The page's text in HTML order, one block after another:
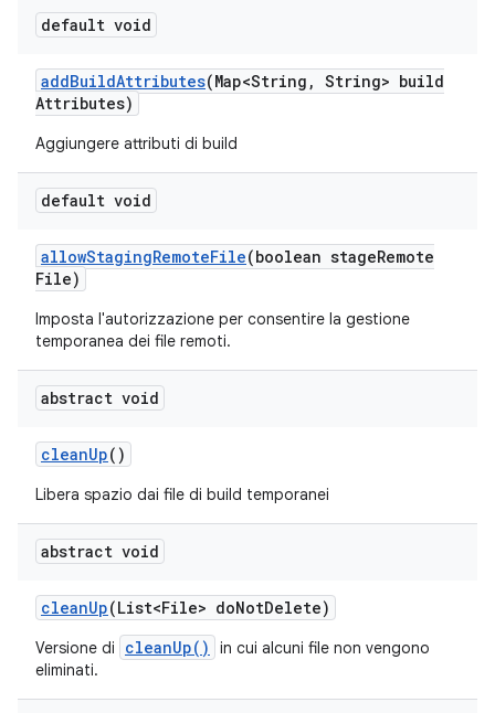
default void
addBuildAttributes(Map<String , String> build
Attributes)
Aggiungere attributi di build
default void
allowStagingRemoteFile(boolean stageRemote
File)
Imposta l'autorizzazione per consentire la gestione
temporanea dei file remoti.
abstract void
cleanUp()
Libera spazio dai file di build temporanei
abstract void
cleanUp(List<File> doNotDelete)
Versione di cleanUp()
in cui alcuni file non vengono
eliminati.